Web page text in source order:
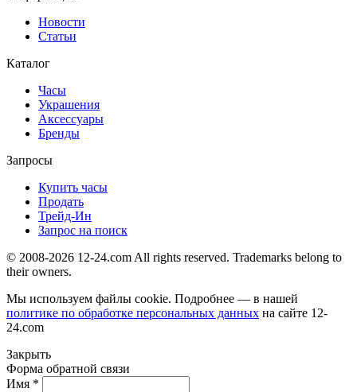
Новости
Статьи
Каталог
Часы
Украшения
Аксессуары
Бренды
Запросы
Купить часы
Продать
Трейд-Ин
Запрос на поиск
© 2008-2026 12-24.com All rights reserved. Trademarks belong to
their owners.
Мы используем файлы cookie. Подробнее — в нашей
политике по обработке персональных данных на сайте 12-
24.com
Закрыть
Форма обратной связи
Имя *